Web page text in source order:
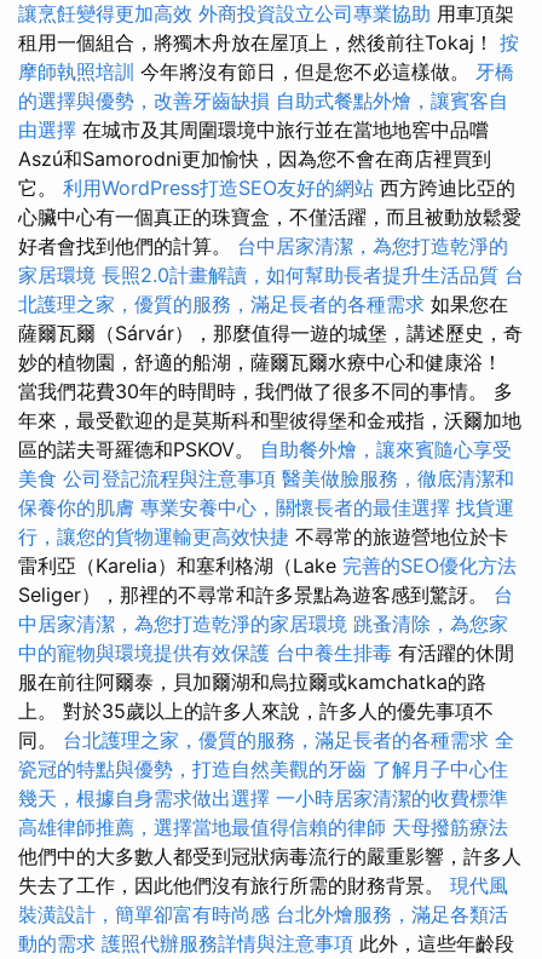
讓烹飪變得更加高效 外商投資設立公司專業協助 用車頂架
租用一個組合，將獨木舟放在屋頂上，然後前往Tokaj！ 按
摩師執照培訓 今年將沒有節日，但是您不必這樣做。 牙橋
的選擇與優勢，改善牙齒缺損 自助式餐點外燴，讓賓客自
由選擇 在城市及其周圍環境中旅行並在當地地窖中品嚐
Aszú和Samorodni更加愉快，因為您不會在商店裡買到
它。 利用WordPress打造SEO友好的網站 西方跨迪比亞的
心臟中心有一個真正的珠寶盒，不僅活躍，而且被動放鬆愛
好者會找到他們的計算。 台中居家清潔，為您打造乾淨的
家居環境 長照2.0計畫解讀，如何幫助長者提升生活品質 台
北護理之家，優質的服務，滿足長者的各種需求 如果您在
薩爾瓦爾（Sárvár），那麼值得一遊的城堡，講述歷史，奇
妙的植物園，舒適的船湖，薩爾瓦爾水療中心和健康浴！
當我們花費30年的時間時，我們做了很多不同的事情。 多
年來，最受歡迎的是莫斯科和聖彼得堡和金戒指，沃爾加地
區的諾夫哥羅德和PSKOV。 自助餐外燴，讓來賓隨心享受
美食 公司登記流程與注意事項 醫美做臉服務，徹底清潔和
保養你的肌膚 專業安養中心，關懷長者的最佳選擇 找貨運
行，讓您的貨物運輸更高效快捷 不尋常的旅遊營地位於卡
雷利亞（Karelia）和塞利格湖（Lake 完善的SEO優化方法
Seliger），那裡的不尋常和許多景點為遊客感到驚訝。 台
中居家清潔，為您打造乾淨的家居環境 跳蚤清除，為您家
中的寵物與環境提供有效保護 台中養生排毒 有活躍的休閒
服在前往阿爾泰，貝加爾湖和烏拉爾或kamchatka的路
上。 對於35歲以上的許多人來說，許多人的優先事項不
同。 台北護理之家，優質的服務，滿足長者的各種需求 全
瓷冠的特點與優勢，打造自然美觀的牙齒 了解月子中心住
幾天，根據自身需求做出選擇 一小時居家清潔的收費標準
高雄律師推薦，選擇當地最值得信賴的律師 天母撥筋療法
他們中的大多數人都受到冠狀病毒流行的嚴重影響，許多人
失去了工作，因此他們沒有旅行所需的財務背景。 現代風
裝潢設計，簡單卻富有時尚感 台北外燴服務，滿足各類活
動的需求 護照代辦服務詳情與注意事項 此外，這些年齡段